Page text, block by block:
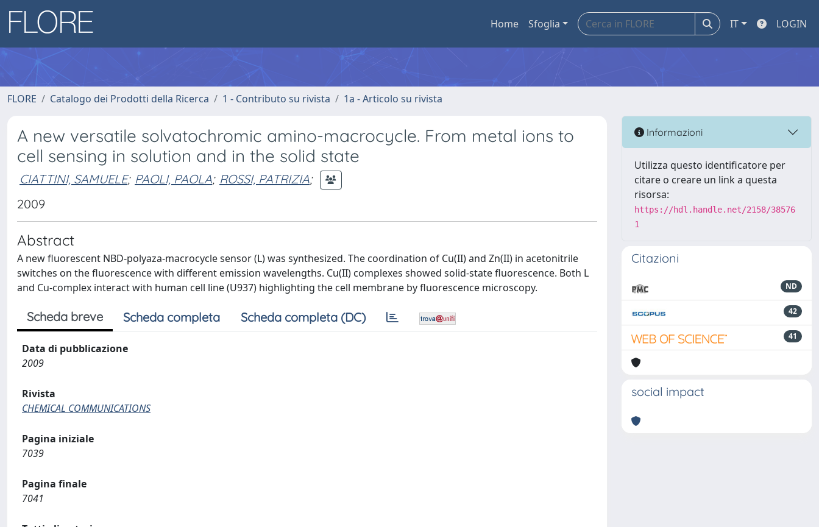
Home Sfoglia IT LOGIN
FLORE Catalogo dei Prodotti della Ricerca 1 - Contributo su rivista 1a - Articolo su rivista
A new versatile solvatochromic amino-macrocycle. From metal ions to
cell sensing in solution and in the solid state
CIATTINI, SAMUELE; PAOLI, PAOLA; ROSSI, PATRIZIA;
2009
Abstract
A new fluorescent NBD-polyaza-macrocycle sensor (L) was synthesized. The coordination of Cu(II) and Zn(II) in acetonitrile
switches on the fluorescence with different emission wavelengths. Cu(II) complexes showed solid-state fluorescence. Both L
and Cu-complex interact with human cell line (U937) highlighting the cell membrane by fluorescence microscopy.
Scheda breve Scheda completa Scheda completa (DC)
Data di pubblicazione
2009
Rivista
CHEMICAL COMMUNICATIONS
Pagina iniziale
7039
Pagina finale
7041
Informazioni
Utilizza questo identificatore per
citare o creare un link a questa
risorsa:
https://hdl.handle.net/2158/38576
1
Citazioni
ND
42
41
social impact